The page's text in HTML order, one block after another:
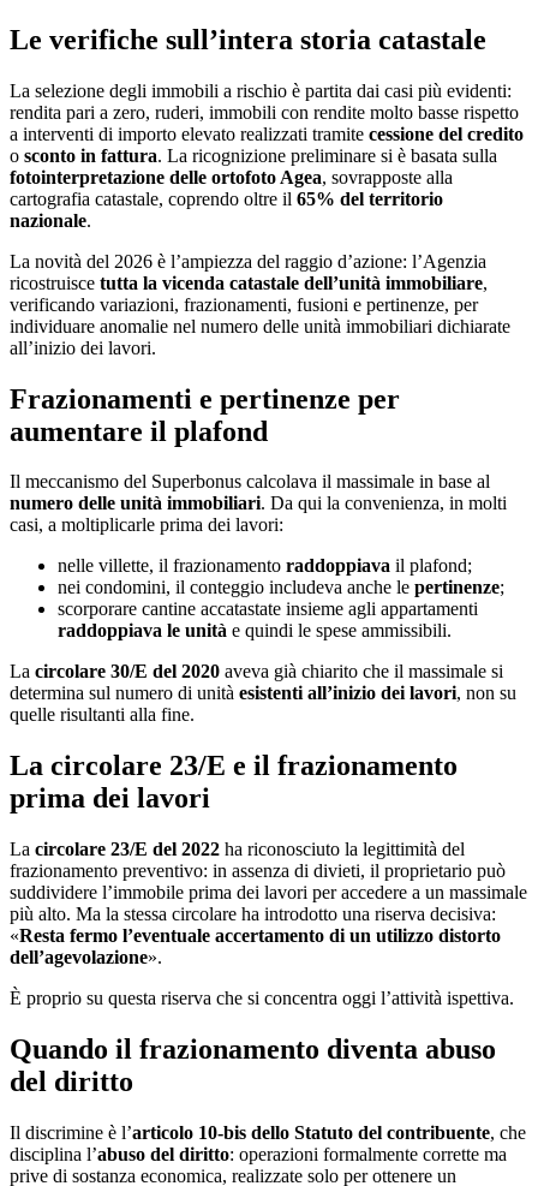
Le verifiche sull’intera storia catastale
La selezione degli immobili a rischio è partita dai casi più evidenti:
rendita pari a zero, ruderi, immobili con rendite molto basse rispetto
a interventi di importo elevato realizzati tramite cessione del credito
o sconto in fattura. La ricognizione preliminare si è basata sulla
fotointerpretazione delle ortofoto Agea, sovrapposte alla
cartografia catastale, coprendo oltre il 65% del territorio
nazionale.
La novità del 2026 è l’ampiezza del raggio d’azione: l’Agenzia
ricostruisce tutta la vicenda catastale dell’unità immobiliare,
verificando variazioni, frazionamenti, fusioni e pertinenze, per
individuare anomalie nel numero delle unità immobiliari dichiarate
all’inizio dei lavori.
Frazionamenti e pertinenze per
aumentare il plafond
Il meccanismo del Superbonus calcolava il massimale in base al
numero delle unità immobiliari. Da qui la convenienza, in molti
casi, a moltiplicarle prima dei lavori:
nelle villette, il frazionamento raddoppiava il plafond;
nei condomini, il conteggio includeva anche le pertinenze;
scorporare cantine accatastate insieme agli appartamenti
raddoppiava le unità e quindi le spese ammissibili.
La circolare 30/E del 2020 aveva già chiarito che il massimale si
determina sul numero di unità esistenti all’inizio dei lavori, non su
quelle risultanti alla fine.
La circolare 23/E e il frazionamento
prima dei lavori
La circolare 23/E del 2022 ha riconosciuto la legittimità del
frazionamento preventivo: in assenza di divieti, il proprietario può
suddividere l’immobile prima dei lavori per accedere a un massimale
più alto. Ma la stessa circolare ha introdotto una riserva decisiva:
«Resta fermo l’eventuale accertamento di un utilizzo distorto
dell’agevolazione».
È proprio su questa riserva che si concentra oggi l’attività ispettiva.
Quando il frazionamento diventa abuso
del diritto
Il discrimine è l’articolo 10‑bis dello Statuto del contribuente, che
disciplina l’abuso del diritto: operazioni formalmente corrette ma
prive di sostanza economica, realizzate solo per ottenere un